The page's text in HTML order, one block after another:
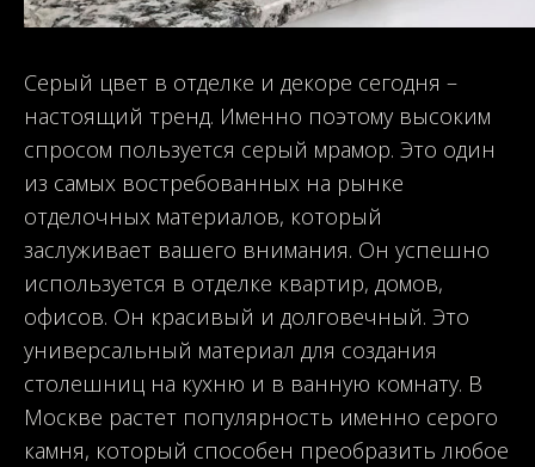
Серый цвет в отделке и декоре сегодня –
настоящий тренд. Именно поэтому высоким
спросом пользуется серый мрамор. Это один
из самых востребованных на рынке
отделочных материалов, который
заслуживает вашего внимания. Он успешно
используется в отделке квартир, домов,
офисов. Он красивый и долговечный. Это
универсальный материал для создания
столешниц на кухню и в ванную комнату. В
Москве растет популярность именно серого
камня, который способен преобразить любое